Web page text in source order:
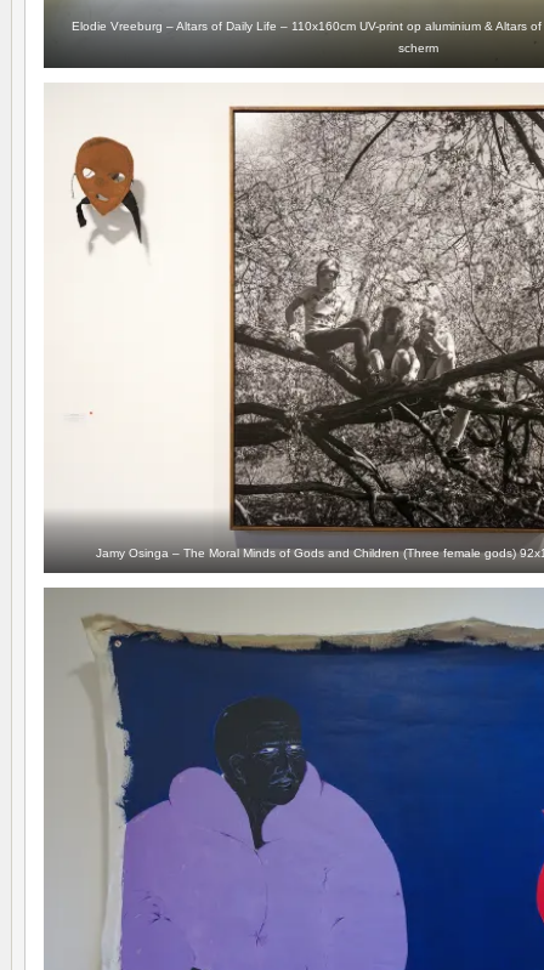
Elodie Vreeburg – Altars of Daily Life – 110x160cm UV-print op aluminium & Altars
scherm
Jamy Osinga – The Moral Minds of Gods and Children (Three female gods)